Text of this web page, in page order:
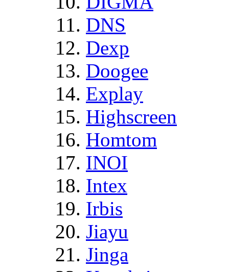
DNS
Dexp
Doogee
Explay
Highscreen
Homtom
INOI
Intex
Irbis
Jiayu
Jinga